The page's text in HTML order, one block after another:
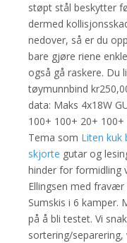
støpt stål beskytter
dermed
nedover, så er du
bare gjøre riene
også gå raskere. Du
tøymunnbind
data: Maks 4x18W
100+ 100+ 20+
Tema som Liten kuk
skjorte gutar og
hinder for formidling
Ellingsen med
Sumskis i 6 kamper.
på å bli testet. Vi
sortering/separering,